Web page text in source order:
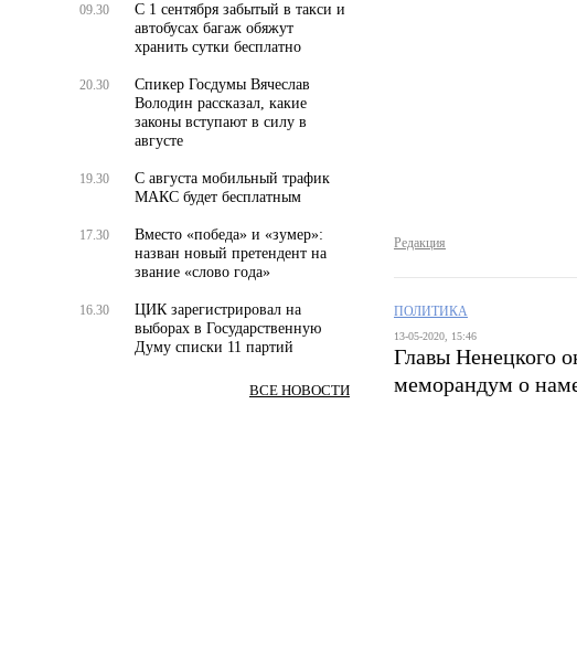
Редакция
ПОЛИТИКА
13-05-2020, 15:46
Главы Ненецкого
меморандум о
09.30
С 1 сентября забытый в такси и
автобусах багаж обяжут
хранить сутки бесплатно
20.30
Спикер Госдумы Вячеслав
Володин рассказал, какие
законы вступают в силу в
августе
19.30
С августа мобильный трафик
МАКС будет бесплатным
17.30
Вместо «победа» и «зумер»:
назван новый претендент на
звание «слово года»
16.30
ЦИК зарегистрировал на
выборах в Государственную
Думу списки 11 партий
ВСЕ НОВОСТИ